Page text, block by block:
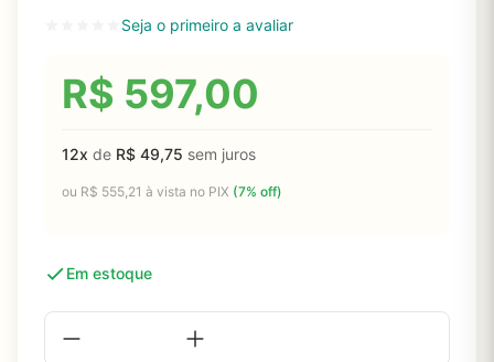
Seja o primeiro a avaliar
R$ 597,00
12x de R$ 49,75 sem juros
ou R$ 555,21 à vista no PIX (7% off)
Em estoque